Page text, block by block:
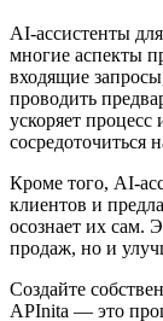
AI-ассистенты
многие аспекты
входящие
проводить
ускоряет
сосредоточиться
Кроме того, AI-
клиентов и
осознает их сам.
продаж, но и
Создайте
APInita — это